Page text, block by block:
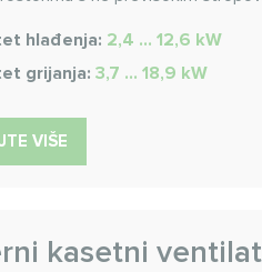
hlađenja: 2,4 ... 12,6 kW
grijanja: 3,7 ... 18,9 kW
VIŠE
kasetni